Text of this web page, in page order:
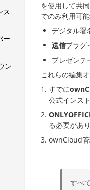
ス
ー
ン
を使用して共
でのみ利用可
デジタル署
送信プラグ
プレゼンテ
これらの編集
すでに
公式インス
る必要があ
ownCloud
すべ